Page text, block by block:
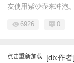
友使用紫砂壶来冲泡
6926 0
点击重新加载 [db:作者]